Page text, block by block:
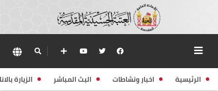
الرئيسية اخبار ونشاطات البث المباشر الزيارة